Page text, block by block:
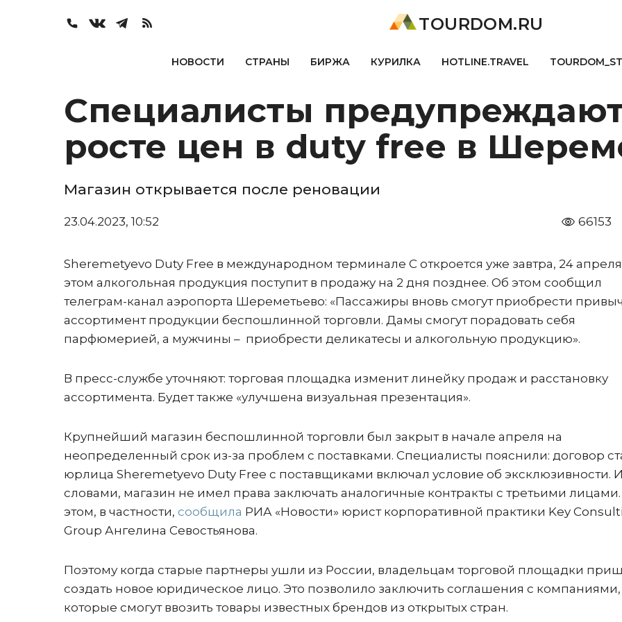
TOURDOM.RU
НОВОСТИ СТРАНЫ БИРЖА КУРИЛКА HOTLINE.TRAVEL
Специалисты
росте цен в duty free в
Магазин открывается после реновации
23.04.2023, 10:52 66153
Sheremetyevo Duty Free в международном терминале С откроется уже завтра, 24
этом алкогольная продукция поступит в продажу на 2 дня позднее. Об этом сообщил
телеграм-канал аэропорта Шереметьево: «Пассажиры вновь смогут приобрести
ассортимент продукции беспошлинной торговли. Дамы смогут порадовать себя
парфюмерией, а мужчины – приобрести деликатесы и алкогольную продукцию».
В пресс-службе уточняют: торговая площадка изменит линейку продаж и расстановку
ассортимента. Будет также «улучшена визуальная презентация».
Крупнейший магазин беспошлинной торговли был закрыт в начале апреля на
неопределенный срок из-за проблем с поставками. Специалисты пояснили: договор
юрлица Sheremetyevo Duty Free с поставщиками включал условие об эксклюзивности.
словами, магазин не имел права заключать аналогичные контракты с третьими
этом, в частности, сообщила РИА «Новости» юрист корпоративной практики Key
Group Ангелина Севостьянова.
Поэтому когда старые партнеры ушли из России, владельцам торговой площадки
создать новое юридическое лицо. Это позволило заключить соглашения с компаниями,
которые смогут ввозить товары известных брендов из открытых стран.